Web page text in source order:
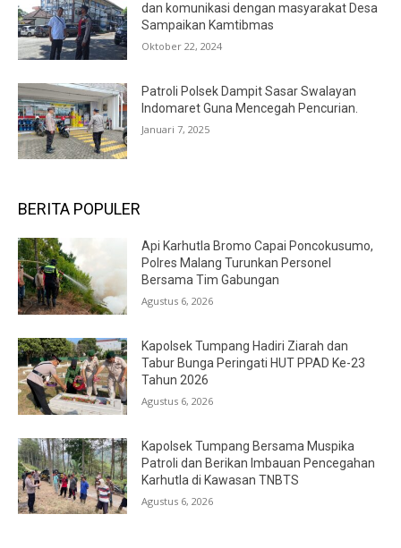
dan komunikasi dengan masyarakat Desa
Sampaikan Kamtibmas
Oktober 22, 2024
Patroli Polsek Dampit Sasar Swalayan
Indomaret Guna Mencegah Pencurian.
Januari 7, 2025
BERITA POPULER
Api Karhutla Bromo Capai Poncokusumo,
Polres Malang Turunkan Personel
Bersama Tim Gabungan
Agustus 6, 2026
Kapolsek Tumpang Hadiri Ziarah dan
Tabur Bunga Peringati HUT PPAD Ke-23
Tahun 2026
Agustus 6, 2026
Kapolsek Tumpang Bersama Muspika
Patroli dan Berikan Imbauan Pencegahan
Karhutla di Kawasan TNBTS
Agustus 6, 2026